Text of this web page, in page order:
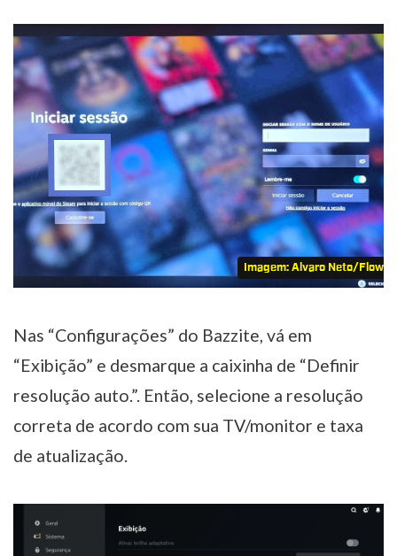
Imagem: Alvaro Neto/Flow
Nas “Configurações” do Bazzite, vá em
“Exibição” e desmarque a caixinha de “Definir
resolução auto.”. Então, selecione a resolução
correta de acordo com sua TV/monitor e taxa
de atualização.